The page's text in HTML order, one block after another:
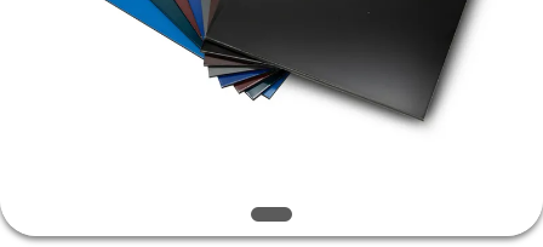
ΠΕΡΙΟΔΕΊΑ
ΠΟΙΌΤΗΤΑΣ